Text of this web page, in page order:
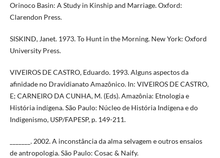
Orinoco Basin: A Study in Kinship and Marriage. Oxford:
Clarendon Press.
SISKIND, Janet. 1973. To Hunt in the Morning. New York: Oxford
University Press.
VIVEIROS DE CASTRO, Eduardo. 1993. Alguns aspectos da
afinidade no Dravidianato Amazônico. In: VIVEIROS DE CASTRO,
E; CARNEIRO DA CUNHA, M. (Eds). Amazônia: Etnologia e
História indígena. São Paulo: Núcleo de História Indígena e do
Indigenismo, USP/FAPESP, p. 149-211.
_______. 2002. A inconstância da alma selvagem e outros ensaios
de antropologia. São Paulo: Cosac & Naify.